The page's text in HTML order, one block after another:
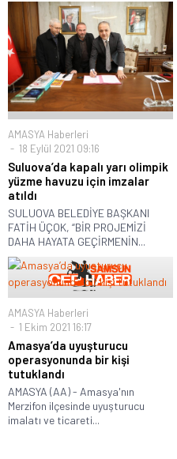
AMASYA Haberleri
18 Eylül 2021 09:16
Suluova’da kapalı yarı olimpik
yüzme havuzu için imzalar
atıldı
SULUOVA BELEDİYE BAŞKANI
FATİH ÜÇOK, “BİR PROJEMİZİ
DAHA HAYATA GEÇİRMENİN...
AMASYA Haberleri
1 Ekim 2021 16:17
Amasya’da uyuşturucu
operasyonunda bir kişi
tutuklandı
AMASYA (AA) - Amasya'nın
Merzifon ilçesinde uyuşturucu
imalatı ve ticareti...